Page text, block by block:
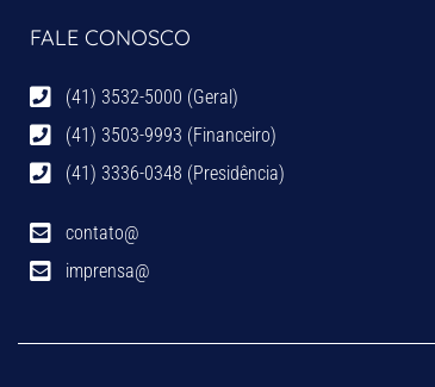
FALE CONOSCO
(41) 3532-5000 (Geral)
(41) 3503-9993 (Financeiro)
(41) 3336-0348 (Presidência)
contato@
imprensa@